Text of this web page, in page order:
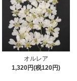
オルレア
1,320円(税120円)